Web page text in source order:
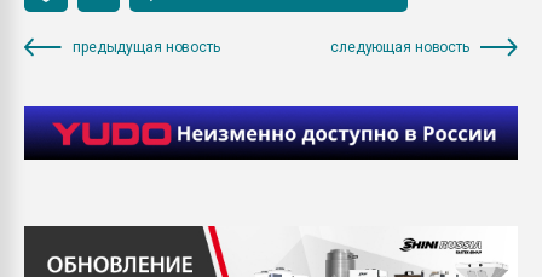
предыдущая новость следующая новость